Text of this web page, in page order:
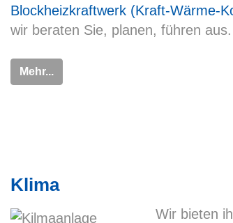
Blockheizkraftwerk (Kraft-Wärme-
wir beraten Sie, planen, führen aus.
Mehr...
Klima
Wir bieten